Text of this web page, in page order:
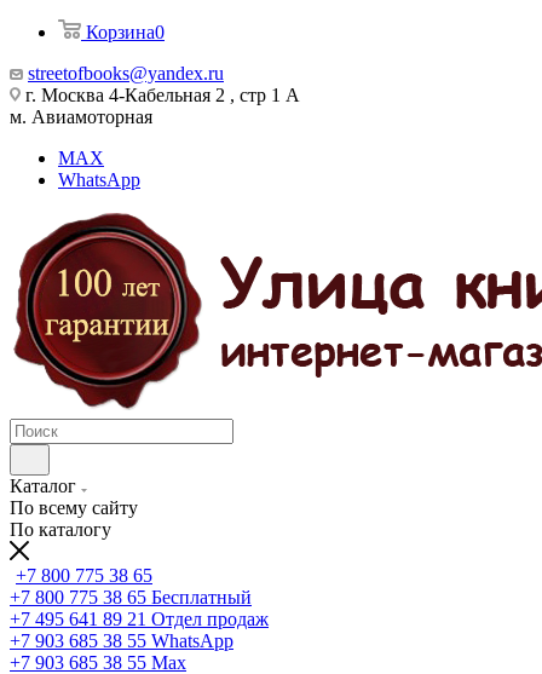
Корзина0
streetofbooks@yandex.ru
г. Москва 4-Кабельная 2 , стр 1 А
м. Авиамоторная
MAX
WhatsApp
Каталог
По всему сайту
По каталогу
+7 800 775 38 65
+7 800 775 38 65 Бесплатный
+7 495 641 89 21 Отдел продаж
+7 903 685 38 55 WhatsApp
+7 903 685 38 55 Max